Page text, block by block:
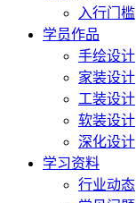
入行门槛
学员作品
手绘设计
家装设计
工装设计
软装设计
深化设计
学习资料
行业动态